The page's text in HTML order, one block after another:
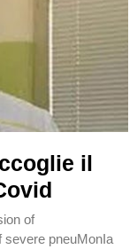
il
of
severe pneuMonIa